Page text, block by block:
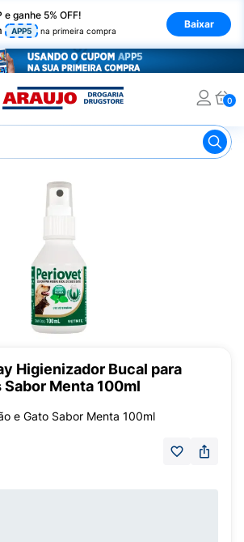
e ganhe 5% OFF!
APP5 na primeira compra
Baixar
0
Escova de Dente para
Higienizador Bucal para
Sabor Menta 100ml
e Gato Sabor Menta 100ml